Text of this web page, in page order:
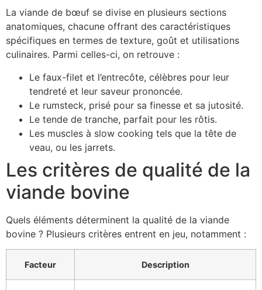
La viande de bœuf se divise en plusieurs sections
anatomiques, chacune offrant des caractéristiques
spécifiques en termes de texture, goût et utilisations
culinaires. Parmi celles-ci, on retrouve :
Le faux-filet et l’entrecôte, célèbres pour leur
tendreté et leur saveur prononcée.
Le rumsteck, prisé pour sa finesse et sa jutosité.
Le tende de tranche, parfait pour les rôtis.
Les muscles à slow cooking tels que la tête de
veau, ou les jarrets.
Les critères de qualité de la
viande bovine
Quels éléments déterminent la qualité de la viande
bovine ? Plusieurs critères entrent en jeu, notamment :
Facteur Description